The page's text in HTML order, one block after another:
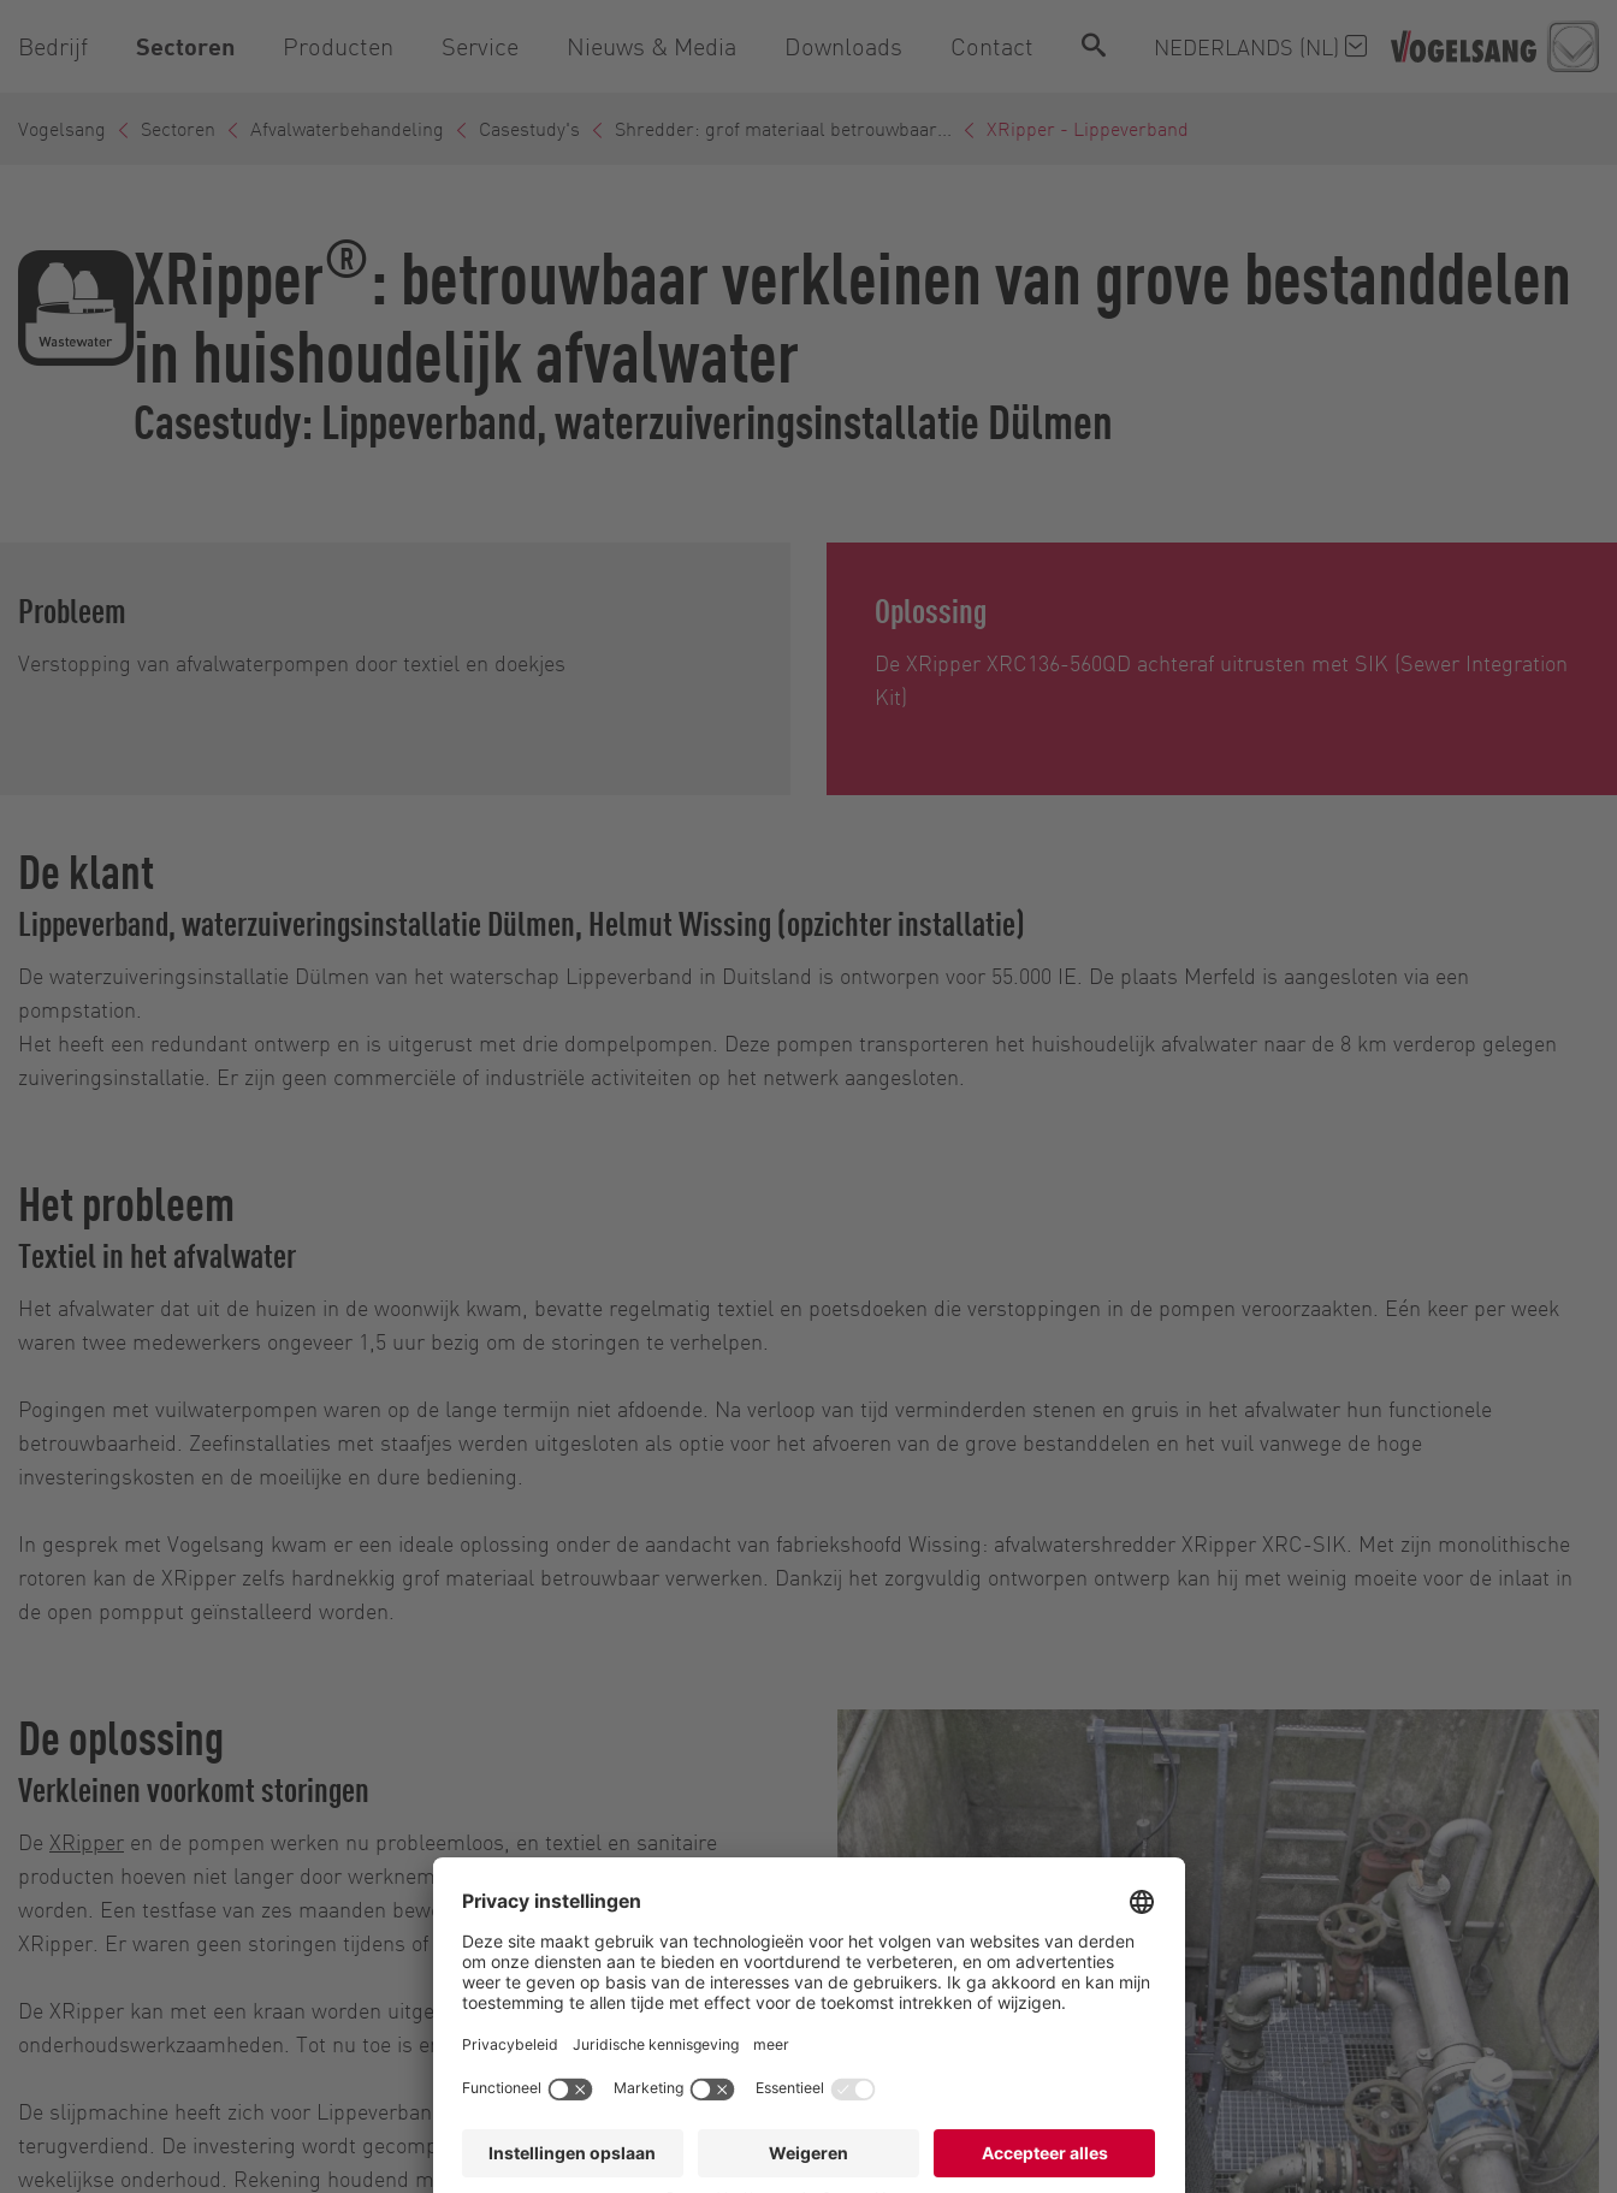
Bedrijf Sectoren Producten Service Nieuws & Media Downloads Contact NEDERLANDS (NL)
Vogelsang Sectoren Afvalwaterbehandeling Casestudy's Shredder: grof materiaal betrouwbaar... XRipper - Lippeverband
XRipper®: betrouwbaar verkleinen van grove bestanddelen
in huishoudelijk afvalwater
Casestudy: Lippeverband, waterzuiveringsinstallatie Dülmen
Probleem
Verstopping van afvalwaterpompen door textiel en doekjes
Oplossing
De XRipper XRC136-560QD achteraf uitrusten met SIK (Sewer Integration
Kit)
De klant
Lippeverband, waterzuiveringsinstallatie Dülmen, Helmut Wissing (opzichter installatie)
De waterzuiveringsinstallatie Dülmen van het waterschap Lippeverband in Duitsland is ontworpen voor 55.000 IE. De plaats Merfeld is aangesloten via een
pompstation.
Het heeft een redundant ontwerp en is uitgerust met drie dompelpompen. Deze pompen transporteren het huishoudelijk afvalwater naar de 8 km verderop gelegen
zuiveringsinstallatie. Er zijn geen commerciële of industriële activiteiten op het netwerk aangesloten.
Het probleem
Textiel in het afvalwater
Het afvalwater dat uit de huizen in de woonwijk kwam, bevatte regelmatig textiel en poetsdoeken die verstoppingen in de pompen veroorzaakten. Eén keer per week
waren twee medewerkers ongeveer 1,5 uur bezig om de storingen te verhelpen.
Pogingen met vuilwaterpompen waren op de lange termijn niet afdoende. Na verloop van tijd verminderden stenen en gruis in het afvalwater hun functionele
betrouwbaarheid. Zeefinstallaties met staafjes werden uitgesloten als optie voor het afvoeren van de grove bestanddelen en het vuil vanwege de hoge
investeringskosten en de moeilijke en dure bediening.
In gesprek met Vogelsang kwam er een ideale oplossing onder de aandacht van fabriekshoofd Wissing: afvalwatershredder XRipper XRC-SIK. Met zijn monolithische
rotoren kan de XRipper zelfs hardnekkig grof materiaal betrouwbaar verwerken. Dankzij het zorgvuldig ontworpen ontwerp kan hij met weinig moeite voor de inlaat in
de open pompput geïnstalleerd worden.
De oplossing
Verkleinen voorkomt storingen
De XRipper en de pompen werken nu probleemloos, en textiel en sanitaire
producten hoeven niet langer door werknemers teruggehaald en weggegooid te
worden. Een testfase van zes maanden bewees de betrouwbaarheid van de
XRipper. Er waren geen storingen tijdens of na deze fase.
De XRipper kan met een kraan worden uitgetrokken voor service- en
onderhoudswerkzaamheden. Tot nu toe is er geen onderhoud nodig geweest.
De slijpmachine heeft zich voor Lippeverband ook in financieel opzicht
terugverdiend. De investering wordt gecompenseerd door de besparingen op het
wekelijkse onderhoud. Rekening houdend met de stroomkosten en andere